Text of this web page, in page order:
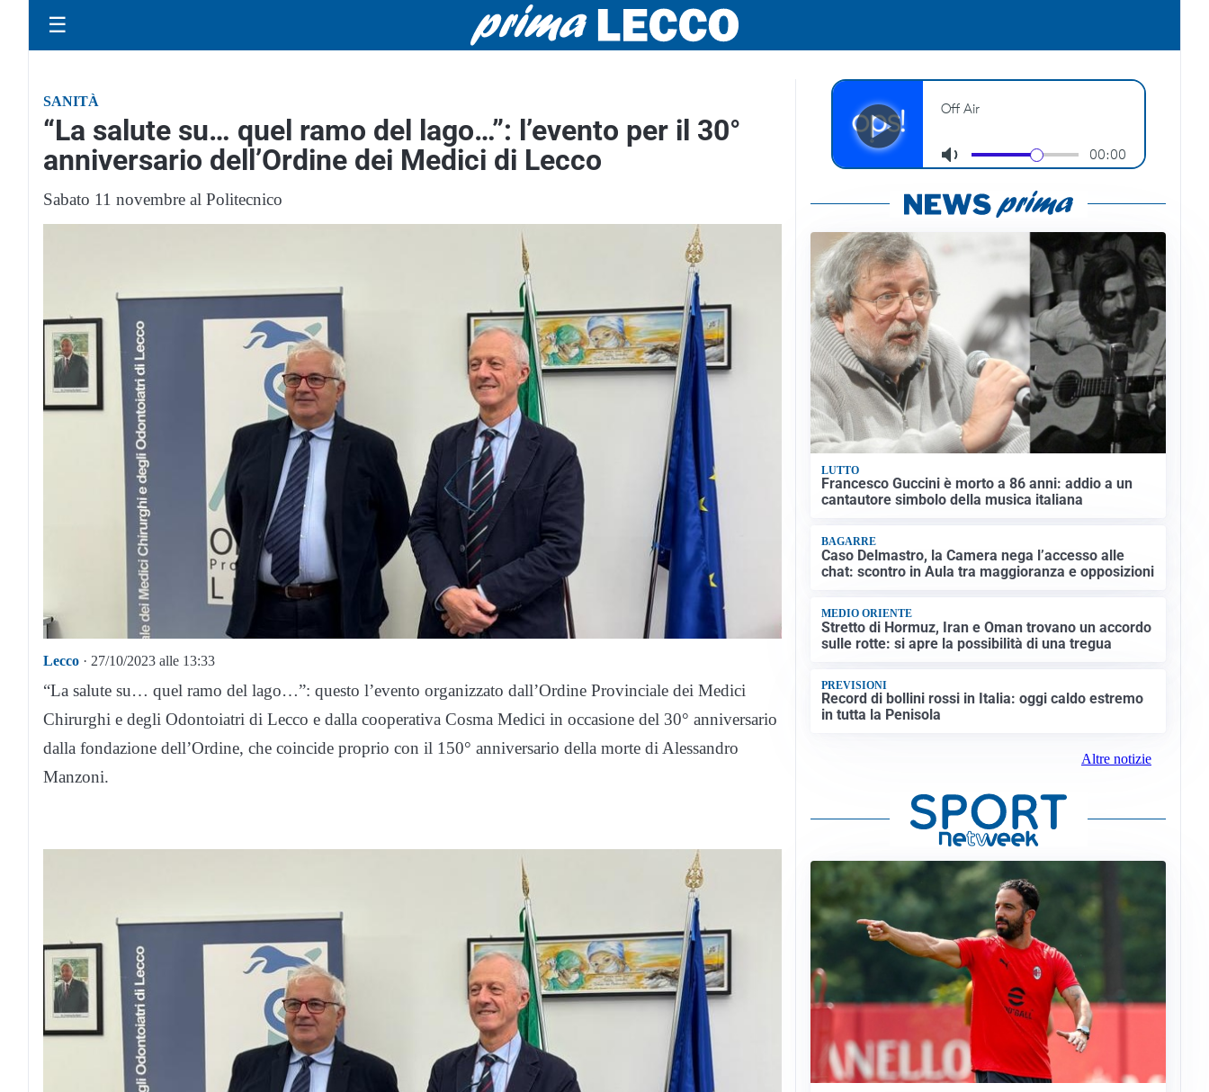
☰
SANITÀ
“La salute su… quel ramo del lago…”: l’evento per il 30°
anniversario dell’Ordine dei Medici di Lecco
Sabato 11 novembre al Politecnico
Lecco · 27/10/2023 alle 13:33
“La salute su… quel ramo del lago…”: questo l’evento organizzato dall’Ordine Provinciale dei Medici
Chirurghi e degli Odontoiatri di Lecco e dalla cooperativa Cosma Medici in occasione del 30° anniversario
dalla fondazione dell’Ordine, che coincide proprio con il 150° anniversario della morte di Alessandro
Manzoni.
LUTTO
Francesco Guccini è morto a 86 anni: addio a un
cantautore simbolo della musica italiana
BAGARRE
Caso Delmastro, la Camera nega l’accesso alle
chat: scontro in Aula tra maggioranza e opposizioni
MEDIO ORIENTE
Stretto di Hormuz, Iran e Oman trovano un accordo
sulle rotte: si apre la possibilità di una tregua
PREVISIONI
Record di bollini rossi in Italia: oggi caldo estremo
in tutta la Penisola
Altre notizie